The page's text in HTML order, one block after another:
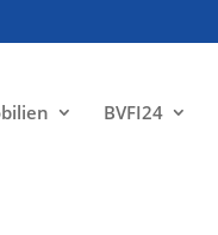
BVFI24